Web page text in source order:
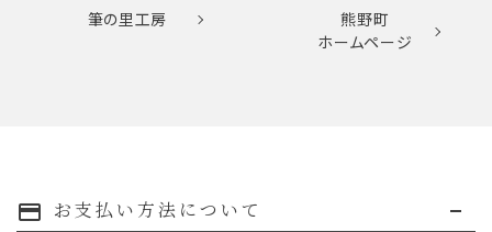
筆の里工房
熊野町
ホームページ
payment お支払い方法について